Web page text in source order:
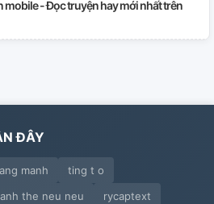
mobile - Đọc truyện hay mới nhất trên
ĐÂY
manh
ting t o
the neu neu
rycaptext